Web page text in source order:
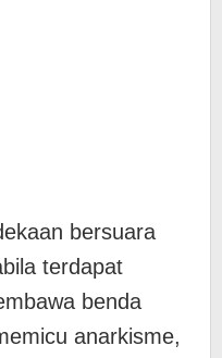
bersuara
terdapat
benda
anarkisme,